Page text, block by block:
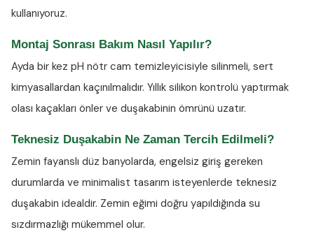
kullanıyoruz.
Montaj Sonrası Bakım Nasıl Yapılır?
Ayda bir kez pH nötr cam temizleyicisiyle silinmeli, sert
kimyasallardan kaçınılmalıdır. Yıllık silikon kontrolü yaptırmak
olası kaçakları önler ve duşakabinin ömrünü uzatır.
Teknesiz Duşakabin Ne Zaman Tercih Edilmeli?
Zemin fayanslı düz banyolarda, engelsiz giriş gereken
durumlarda ve minimalist tasarım isteyenlerde teknesiz
duşakabin idealdir. Zemin eğimi doğru yapıldığında su
sızdırmazlığı mükemmel olur.